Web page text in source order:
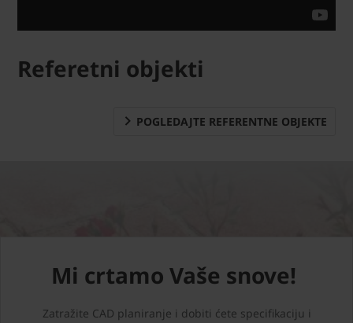
Referetni objekti
POGLEDAJTE REFERENTNE OBJEKTE
Mi crtamo Vaše snove!
Zatražite CAD planiranje i dobiti ćete specifikaciju i